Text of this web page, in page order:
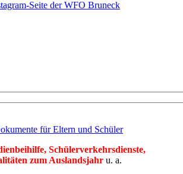
für Eltern und Schüler
, Schülerverkehrsdienste,
zum Auslandsjahr u. a.